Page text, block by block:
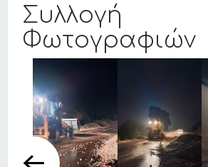
Συλλογή
Φωτογραφιών